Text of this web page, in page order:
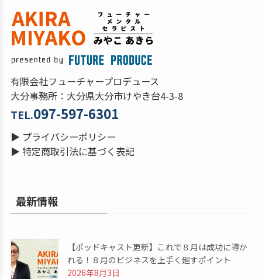
有限会社フューチャープロデュース
大分事務所：大分県大分市けやき台4-3-8
TEL.097-597-6301
▶ プライバシーポリシー
▶ 特定商取引法に基づく表記
最新情報
【ポッドキャスト更新】これで８月は成功に導か
れる！８月のビジネスを上手く廻すポイント
2026年8月3日